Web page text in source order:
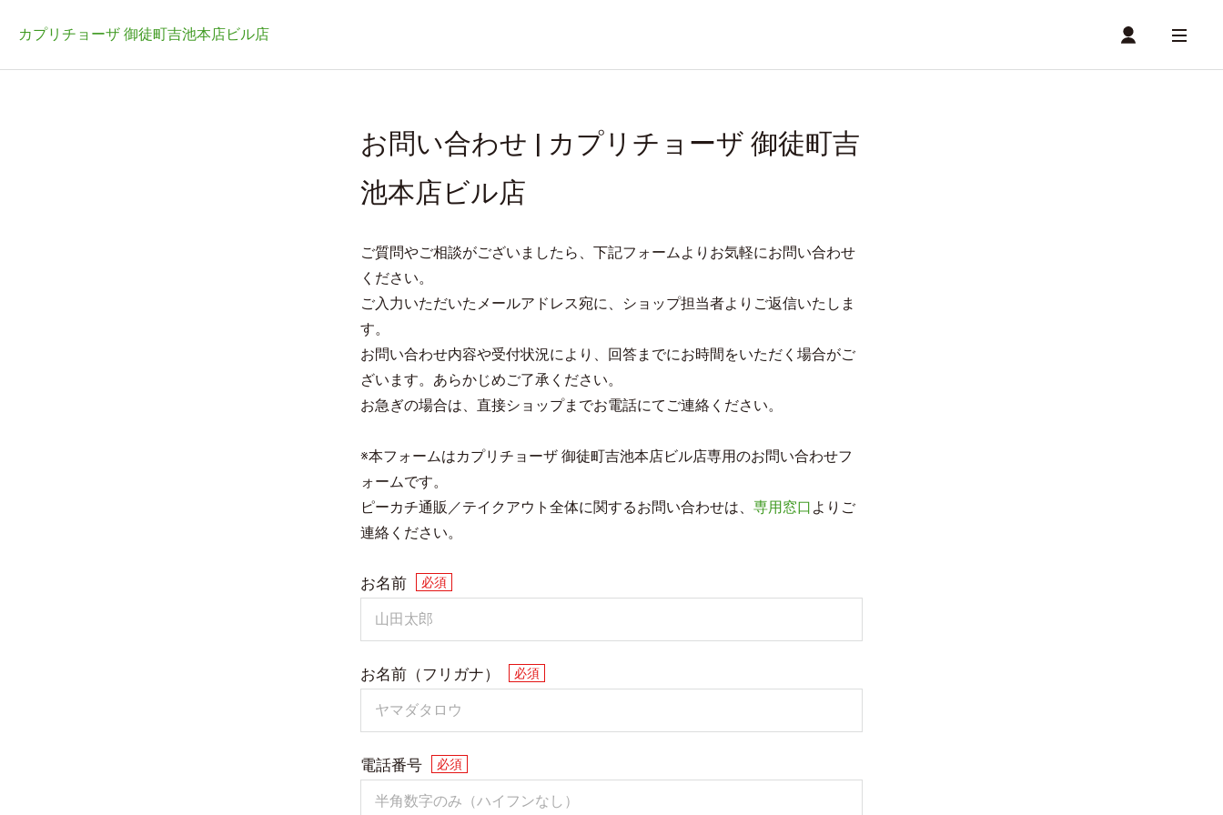
カプリチョーザ 御徒町吉池本店ビル店
お問い合わせ | カプリチョーザ 御徒町吉
池本店ビル店
ご質問やご相談がございましたら、下記フォームよりお気軽にお問い合わせ
ください。
ご入力いただいたメールアドレス宛に、ショップ担当者よりご返信いたしま
す。
お問い合わせ内容や受付状況により、回答までにお時間をいただく場合がご
ざいます。あらかじめご了承ください。
お急ぎの場合は、直接ショップまでお電話にてご連絡ください。
※本フォームはカプリチョーザ 御徒町吉池本店ビル店専用のお問い合わせフ
ォームです。
ピーカチ通販／テイクアウト全体に関するお問い合わせは、 専用窓口 よりご
連絡ください。
お名前
お名前（フリガナ）
電話番号